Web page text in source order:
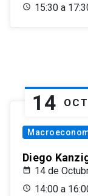
15:30 a
14 OCT
Diego
14 de
14:00 a